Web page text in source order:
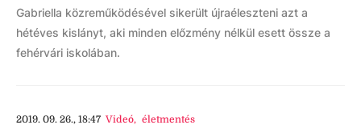
Gabriella közreműködésével sikerült újraéleszteni azt a
hétéves kislányt, aki minden előzmény nélkül esett össze a
fehérvári iskolában.
2019. 09. 26., 18:47 Videó, életmentés